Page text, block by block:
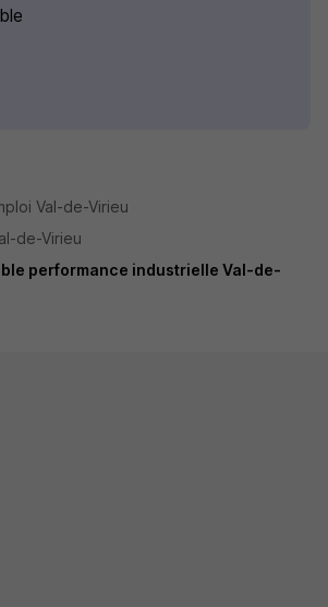
Val-de-Virieu
de-Virieu
performance industrielle Val-de-